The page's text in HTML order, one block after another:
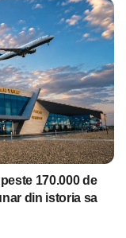
170.000 de
din istoria sa